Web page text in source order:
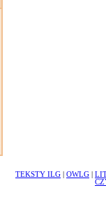
TEKSTY ILG OWLG